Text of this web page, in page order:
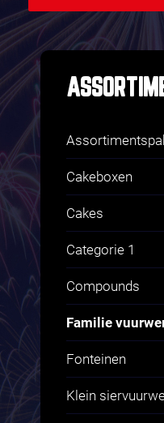
Cakeboxen
Cakes
Fluitcakes
Categorie 1
Compounds
Familie
Fonteinen
Klein